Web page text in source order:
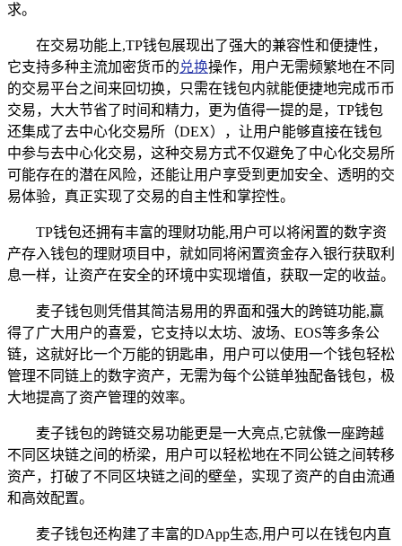
求。
在交易功能上,TP钱包展现出了强大的兼容性和便捷性，
它支持多种主流加密货币的兑换操作，用户无需频繁地在不同
的交易平台之间来回切换，只需在钱包内就能便捷地完成币币
交易，大大节省了时间和精力，更为值得一提的是，TP钱包
还集成了去中心化交易所（DEX），让用户能够直接在钱包
中参与去中心化交易，这种交易方式不仅避免了中心化交易所
可能存在的潜在风险，还能让用户享受到更加安全、透明的交
易体验，真正实现了交易的自主性和掌控性。
TP钱包还拥有丰富的理财功能,用户可以将闲置的数字资
产存入钱包的理财项目中，就如同将闲置资金存入银行获取利
息一样，让资产在安全的环境中实现增值，获取一定的收益。
麦子钱包则凭借其简洁易用的界面和强大的跨链功能,赢
得了广大用户的喜爱，它支持以太坊、波场、EOS等多条公
链，这就好比一个万能的钥匙串，用户可以使用一个钱包轻松
管理不同链上的数字资产，无需为每个公链单独配备钱包，极
大地提高了资产管理的效率。
麦子钱包的跨链交易功能更是一大亮点,它就像一座跨越
不同区块链之间的桥梁，用户可以轻松地在不同公链之间转移
资产，打破了不同区块链之间的壁垒，实现了资产的自由流通
和高效配置。
麦子钱包还构建了丰富的DApp生态,用户可以在钱包内直